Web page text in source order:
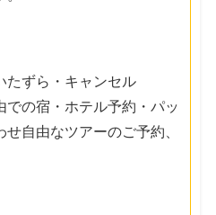
ずら・キャンセル
の宿・ホテル予約・パッ
自由なツアーのご予約、